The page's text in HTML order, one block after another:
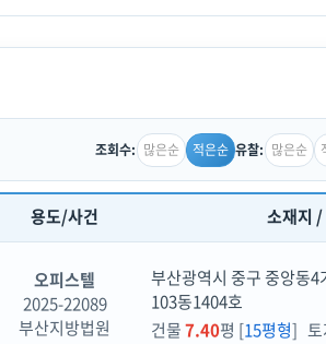
조회수: 많은순 적은순 유찰: 많은순
용도/사건 소재지
오피스텔
2025-22089
부산지방법원
부산광역시 중구 중앙동
103동1404호
건물7.40평 [15평형] 토